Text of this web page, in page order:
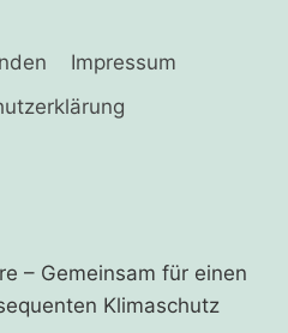
Impressum
– Gemeinsam für einen
Klimaschutz